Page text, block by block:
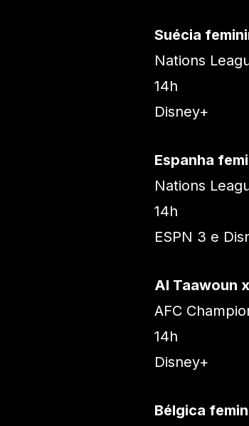
Suécia
Nations
14h
Disney+
Espanha
Nations
14h
ESPN 3 e
Al Taawoun
AFC
14h
Disney+
Bélgica